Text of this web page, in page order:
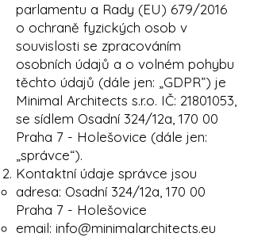
parlamentu a Rady (EU) 679/2016
o ochraně fyzických osob v
souvislosti se zpracováním
osobních údajů a o volném pohybu
těchto údajů (dále jen: „ GDPR”) je
Minimal Architects s.r.o. IČ: 21801053
se sídlem Osadní 324/12a, 170 00
Praha 7 - Holešovice (dále jen:
„správce“).
Kontaktní údaje správce jsou
adresa: Osadní 324/12a, 170 00
Praha 7 - Holešovice
email: info@minimalarchitects.eu